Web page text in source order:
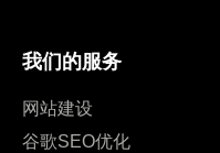
我们的服务
网站建设
谷歌SEO优化